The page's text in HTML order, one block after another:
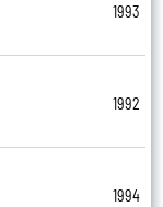
1993
1992
1994